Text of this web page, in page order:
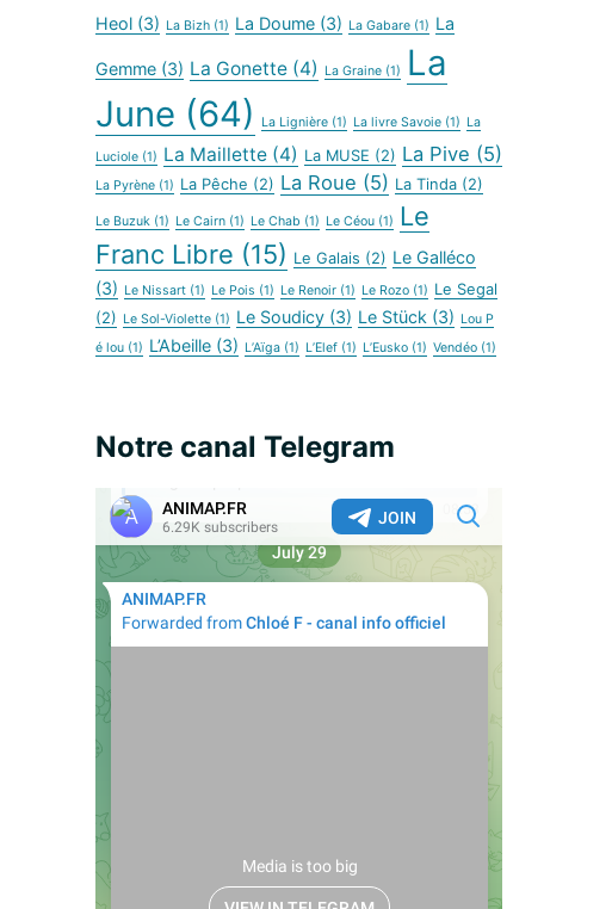
Heol (3) La Bizh (1) La Doume (3) La Gabare (1) La
Gemme (3) La Gonette (4) La Graine (1)
La
June (64) La Lignière (1) La livre Savoie (1) La
Luciole (1) La Maillette (4) La MUSE (2) La Pive (5)
La Pyrène (1) La Pêche (2) La Roue (5) La Tinda (2)
Le Buzuk (1) Le Cairn (1) Le Chab (1) Le Céou (1)
Le
Franc Libre (15) Le Galais (2) Le Galléco
(3) Le Nissart (1) Le Pois (1) Le Renoir (1) Le Rozo (1) Le Segal
(2) Le Sol-Violette (1) Le Soudicy (3) Le Stück (3) Lou P
é lou (1) L’Abeille (3) L’Aïga (1) L’Elef (1) L’Eusko (1) Vendéo (1)
Notre canal Telegram